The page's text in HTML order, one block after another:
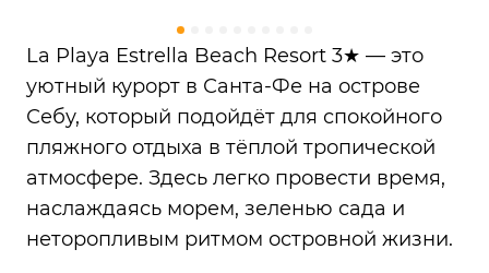
La Playa Estrella Beach Resort 3★ — это
уютный курорт в Санта-Фе на острове
Себу, который подойдёт для спокойного
пляжного отдыха в тёплой тропической
атмосфере. Здесь легко провести время,
наслаждаясь морем, зеленью сада и
неторопливым ритмом островной жизни.